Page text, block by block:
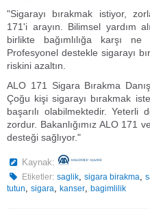
"Sigarayı bırakmak istiyor,
171'i arayın. Bilimsel yardım
birlikte bağımlılığa karşı ne
Profesyonel destekle sigarayı
riskini azaltın.
ALO 171 Sigara Bırakma
Çoğu kişi sigarayı bırakmak
başarılı olabilmektedir. Yeterli
zordur. Bakanlığımız ALO 171
desteği sağlıyor."
Kaynak:
Etiketler: saglik,sigara birakma,
tutun, sigara, kanser, bagimlilik